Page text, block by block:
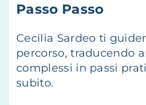
Passo Passo
Cecilia Sardeo ti
percorso, traducendo
complessi in passi
subito.